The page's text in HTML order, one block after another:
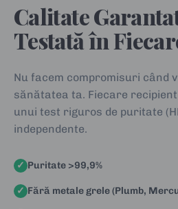
Calitate
Testată în
Nu facem compromisuri când
sănătatea ta. Fiecare recipient
unui test riguros de puritate
independente.
✓ Puritate >99,9%
✓ Fără metale grele (Plumb,